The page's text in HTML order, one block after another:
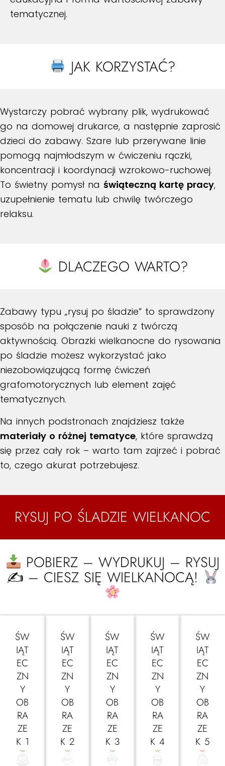
tematycznej.
JAK KORZYSTAĆ?
Wystarczy pobrać wybrany plik, wydrukować
go na domowej drukarce, a następnie zaprosić
dzieci do zabawy. Szare lub przerywane linie
pomogą najmłodszym w ćwiczeniu rączki,
koncentracji i koordynacji wzrokowo-ruchowej.
To świetny pomysł na świąteczną kartę pracy,
uzupełnienie tematu lub chwilę twórczego
relaksu.
DLACZEGO WARTO?
Zabawy typu „rysuj po śladzie” to sprawdzony
sposób na połączenie nauki z twórczą
aktywnością. Obrazki wielkanocne do rysowania
po śladzie możesz wykorzystać jako
niezobowiązującą formę ćwiczeń
grafomotorycznych lub element zajęć
tematycznych.
Na innych podstronach znajdziesz także
materiały o różnej tematyce, które sprawdzą
się przez cały rok – warto tam zajrzeć i pobrać
to, czego akurat potrzebujesz.
RYSUJ PO ŚLADZIE WIELKANOC
POBIERZ – WYDRUKUJ – RYSUJ
✍– CIESZ SIĘ WIELKANOCĄ!
ŚW
IĄT
EC
ZN
Y
OB
RA
ZE
K 1
ŚW
IĄT
EC
ZN
Y
OB
RA
ZE
K 2
ŚW
IĄT
EC
ZN
Y
OB
RA
ZE
K 3
ŚW
IĄT
EC
ZN
Y
OB
RA
ZE
K 4
ŚW
IĄT
EC
ZN
Y
OB
RA
ZE
K 5